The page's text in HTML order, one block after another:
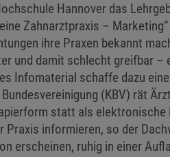
Hannover das
Zahnarztpraxis –
ihre Praxen bekannt
und damit schlecht greifbar –
Infomaterial schaffe dazu
(KBV) rät
statt als
Praxis informieren, so der
erscheinen, ruhig in einer